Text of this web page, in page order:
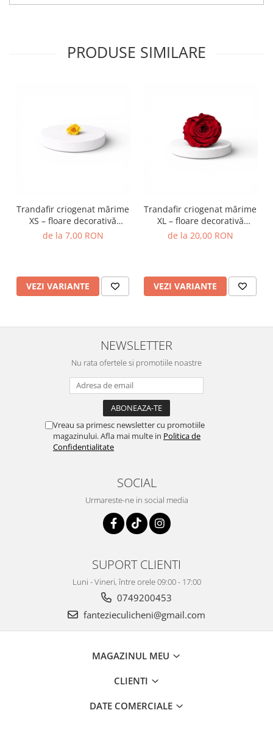
PRODUSE SIMILARE
Trandafir criogenat mărime
XS – floare decorativă
naturală
de la 7,00 RON
VEZI VARIANTE
Trandafir criogenat mărime
XL – floare decorativă
naturală
de la 20,00 RON
VEZI VARIANTE
NEWSLETTER
Nu rata ofertele si promotiile noastre
Vreau sa primesc newsletter cu promotiile
magazinului. Afla mai multe in Politica de
Confidentialitate
SOCIAL
Urmareste-ne in social media
SUPORT CLIENTI
Luni - Vineri, între orele 09:00 - 17:00
0749200453
fantezieculicheni@gmail.com
MAGAZINUL MEU
CLIENTI
DATE COMERCIALE